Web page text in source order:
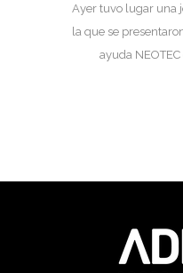
Ayer tuvo lugar una
la que se
ayuda NEOTEC